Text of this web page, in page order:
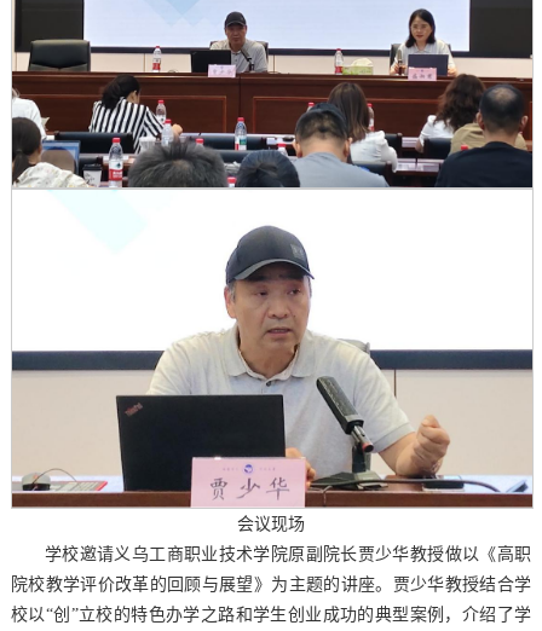
会议现场
学校邀请义乌工商职业技术学院原副院长贾少华教授做以《高职
院校教学评价改革的回顾与展望》为主题的讲座。贾少华教授结合学
校以“创”立校的特色办学之路和学生创业成功的典型案例，介绍了学